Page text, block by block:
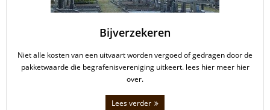
Bijverzekeren
Niet alle kosten van een uitvaart worden vergoed of gedragen door de
pakketwaarde die begrafenisvereniging uitkeert. lees hier meer hier
over.
Lees verder